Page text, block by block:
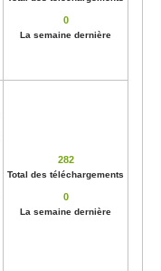
0
La semaine dernière
282
Total des téléchargements
0
La semaine dernière